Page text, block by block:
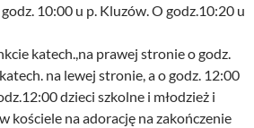
10:00 u p. Kluzów. O godz.10:20 u
katech.,na prawej stronie o godz.
na lewej stronie, a o godz. 12:00
dzieci szkolne i młodzież i
kościele na adorację na zakończenie